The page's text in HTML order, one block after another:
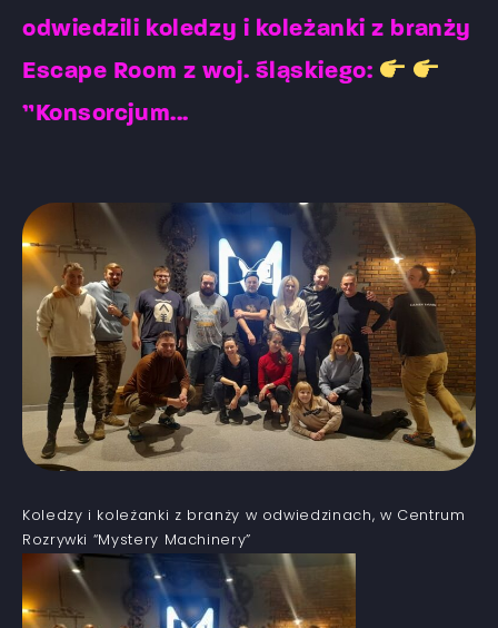
odwiedzili koledzy i koleżanki z branży
Escape Room z woj. śląskiego:
”Konsorcjum...
Koledzy i koleżanki z branży w odwiedzinach, w Centrum
Rozrywki “Mystery Machinery”